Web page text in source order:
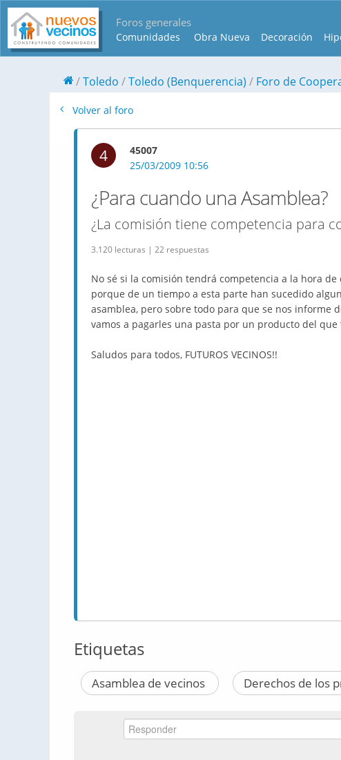
Foros generales
Comunidades Obra Nueva Decoración
Toledo Toledo (Benquerencia) Foro de
Volver al foro
4
45007
25/03/2009 10:56
¿Para cuando una Asamblea?
¿La comisión tiene competencia para
3.120 lecturas | 22 respuestas
No sé si la comisión tendrá competencia a la hora
porque de un tiempo a esta parte han sucedido
asamblea, pero sobre todo para que se nos informe
vamos a pagarles una pasta por un producto del
Saludos para todos, FUTUROS VECINOS!!
Etiquetas
Asamblea de vecinos Derechos de los